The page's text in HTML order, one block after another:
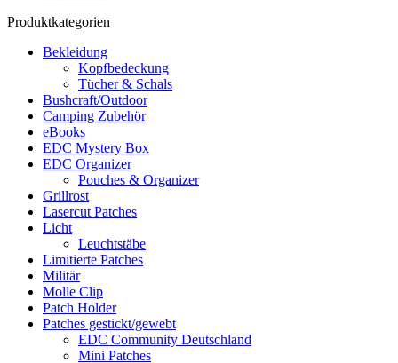
Produktkategorien
Bekleidung
Kopfbedeckung
Tücher & Schals
Bushcraft/Outdoor
Camping Zubehör
eBooks
EDC Mystery Box
EDC Organizer
Pouches & Organizer
Grillrost
Lasercut Patches
Licht
Leuchtstäbe
Limitierte Patches
Militär
Molle Clip
Patch Holder
Patches gestickt/gewebt
EDC Community Deutschland
Mini Patches